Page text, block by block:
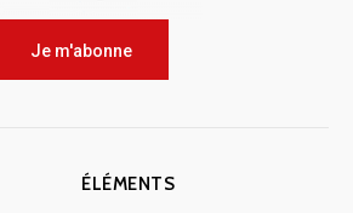
Je m'abonne
ÉLÉMENTS